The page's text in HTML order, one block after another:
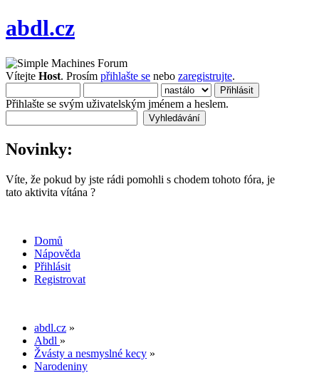
abdl.cz
Vítejte Host. Prosím přihlašte se nebo zaregistrujte.
Přihlašte se svým uživatelským jménem a heslem.
Novinky:
Víte, že pokud by jste rádi pomohli s chodem tohoto fóra, je
tato aktivita vítána ?
Domů
Nápověda
Přihlásit
Registrovat
abdl.cz »
Abdl »
Žvásty a nesmyslné kecy »
Narodeniny